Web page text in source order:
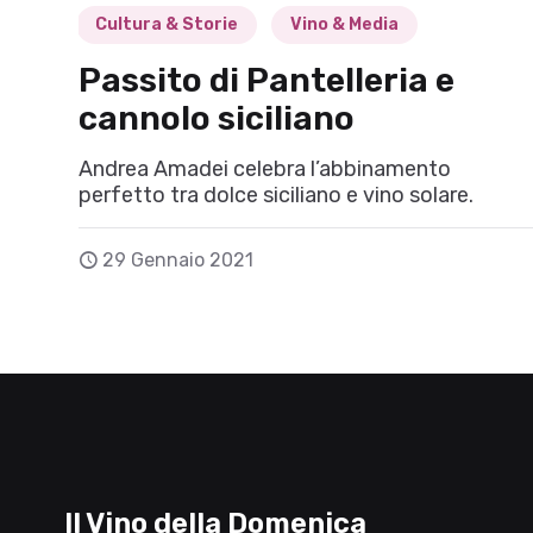
Cultura & Storie Vino & Media
Passito di Pantelleria e
cannolo siciliano
Andrea Amadei celebra l’abbinamento
perfetto tra dolce siciliano e vino solare.
29 Gennaio 2021
Il Vino della Domenica